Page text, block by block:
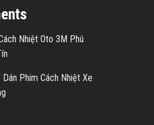
Nhiệt Oto 3M Phú
Phim Cách Nhiệt Xe